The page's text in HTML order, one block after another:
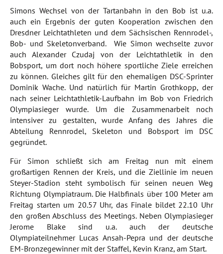
Simons Wechsel von der Tartanbahn in den Bob ist u.a.
auch ein Ergebnis der guten Kooperation zwischen den
Dresdner Leichtathleten und dem Sächsischen Rennrodel-,
Bob- und Skeletonverband. Wie Simon wechselte zuvor
auch Alexander Czudaj von der Leichtathletik in den
Bobsport, um dort noch höhere sportliche Ziele erreichen
zu können. Gleiches gilt für den ehemaligen DSC-Sprinter
Dominik Wache. Und natürlich für Martin Grothkopp, der
nach seiner Leichtathletik-Laufbahn im Bob von Friedrich
Olympiasieger wurde. Um die Zusammenarbeit noch
intensiver zu gestalten, wurde Anfang des Jahres die
Abteilung Rennrodel, Skeleton und Bobsport im DSC
gegründet.
Für Simon schließt sich am Freitag nun mit einem
großartigen Rennen der Kreis, und die Ziellinie im neuen
Steyer-Stadion steht symbolisch für seinen neuen Weg
Richtung Olympiatraum. Die Halbfinals über 100 Meter am
Freitag starten um 20.57 Uhr, das Finale bildet 22.10 Uhr
den großen Abschluss des Meetings. Neben Olympiasieger
Jerome Blake sind u.a. auch der deutsche
Olympiateilnehmer Lucas Ansah-Pepra und der deutsche
EM-Bronzegewinner mit der Staffel, Kevin Kranz, am Start.